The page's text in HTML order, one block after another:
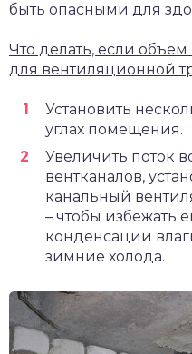
быть опасными для
Что делать, если
для вентиляционной
Установить
углах помещения.
Увеличить поток
вентканалов,
канальный
– чтобы избежать
конденсации
зимние холода.